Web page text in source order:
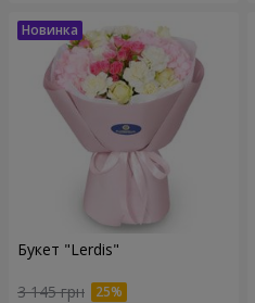
Букет "Lerdis"
3 145 грн